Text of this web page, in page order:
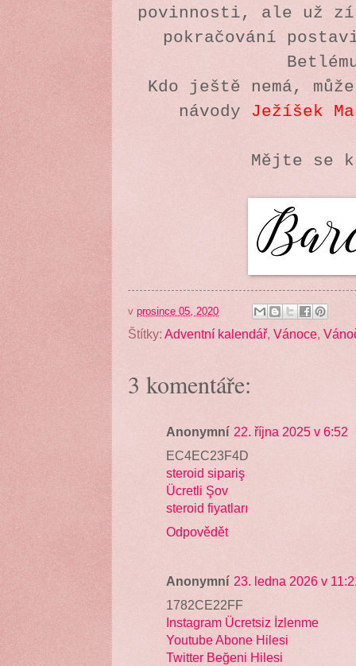
povinnosti, ale už
pokračování
Kdo ještě nemá,
návody Ježíšek
Mějte se
v prosince 05, 2020
Štítky: Adventní kalendář, Vánoce,
3 komentáře:
Anonymní 22. října 2025 v 6:52
EC4EC23F4D
steroid sipariş
Ücretli Şov
steroid fiyatları
Odpovědět
Anonymní 23. ledna 2026 v
1782CE22FF
Instagram Ücretsiz İzlenme
Youtube Abone Hilesi
Twitter Beğeni Hilesi